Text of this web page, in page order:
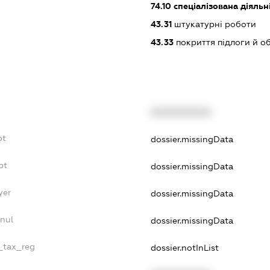
74.10спеціалізована
43.31штукатурні роботи
43.33покриття підлоги й
dossier.missingData
dossier.missingData
dossier.missingData
dossier.missingData
dossier.notInList